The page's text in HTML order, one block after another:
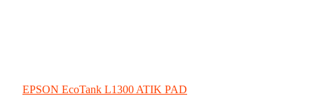
EPSON EcoTank L1300 ATIK PAD